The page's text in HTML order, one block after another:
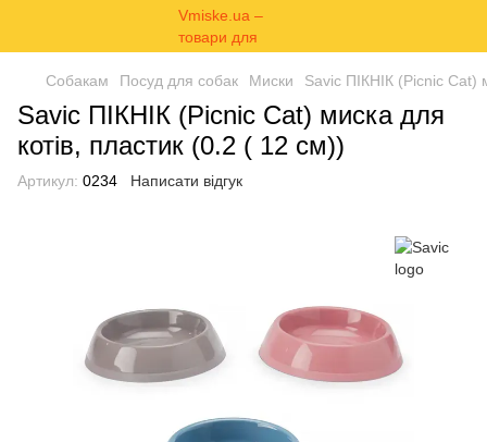
Собакам Посуд для собак Миски Savic ПІКНІК (Picnic Cat)
Savic ПІКНІК (Picnic Cat) миска для
котів, пластик (0.2 ( 12 см))
Артикул: 0234 Написати відгук